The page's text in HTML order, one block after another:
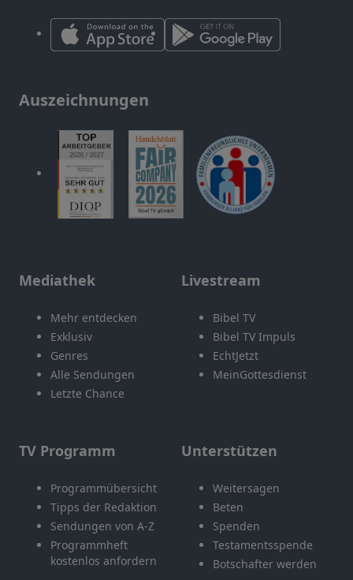
Auszeichnungen
Mediathek
Mehr entdecken
Exklusiv
Genres
Alle Sendungen
Letzte Chance
Livestream
Bibel TV
Bibel TV Impuls
EchtJetzt
MeinGottesdienst
TV Programm
Programmübersicht
Tipps der Redaktion
Sendungen von A-Z
Programmheft
kostenlos anfordern
Unterstützen
Weitersagen
Beten
Spenden
Testamentsspende
Botschafter werden